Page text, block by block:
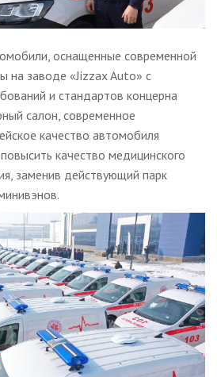
оснащенные современной
на заводе «Jizzax Auto» с
и стандартов концерна
салон, современное
качество автомобиля
качество медицинского
заменив действующий парк